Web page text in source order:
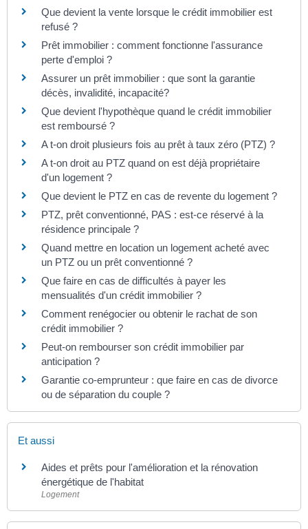
Que devient la vente lorsque le crédit immobilier est
refusé ?
Prêt immobilier : comment fonctionne l'assurance
perte d'emploi ?
Assurer un prêt immobilier : que sont la garantie
décès, invalidité, incapacité?
Que devient l'hypothèque quand le crédit immobilier
est remboursé ?
A t-on droit plusieurs fois au prêt à taux zéro (PTZ) ?
A t-on droit au PTZ quand on est déjà propriétaire
d'un logement ?
Que devient le PTZ en cas de revente du logement ?
PTZ, prêt conventionné, PAS : est-ce réservé à la
résidence principale ?
Quand mettre en location un logement acheté avec
un PTZ ou un prêt conventionné ?
Que faire en cas de difficultés à payer les
mensualités d'un crédit immobilier ?
Comment renégocier ou obtenir le rachat de son
crédit immobilier ?
Peut-on rembourser son crédit immobilier par
anticipation ?
Garantie co-emprunteur : que faire en cas de divorce
ou de séparation du couple ?
Et aussi
Aides et prêts pour l'amélioration et la rénovation
énergétique de l'habitat
Logement